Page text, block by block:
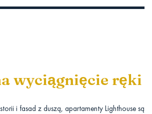
wyciągnięcie ręki
i fasad z duszą, apartamenty Lighthouse są